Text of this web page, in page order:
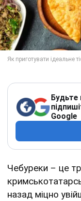
Будьте
Google
Чебуреки – це
назад міцно